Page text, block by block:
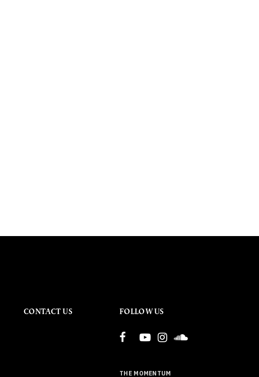
CONTACT US FOLLOW US
THE MOMENTUM